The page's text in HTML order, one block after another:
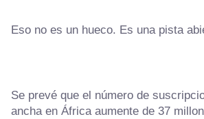
Eso no es un hueco. Es una pista
Se prevé que el número de
ancha en África aumente de 37